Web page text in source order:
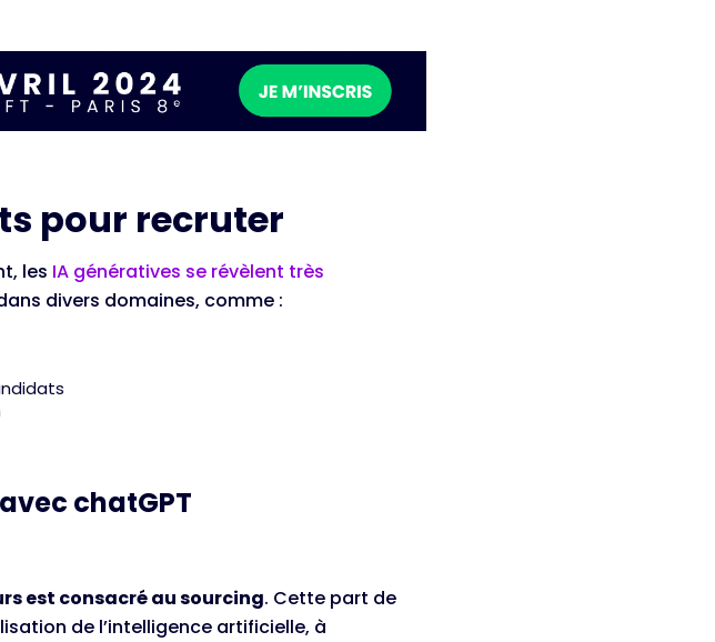
pour recruter
les IA génératives se révèlent très
divers domaines, comme :
chatGPT
est consacré au sourcing. Cette part de
de l’intelligence artificielle, à